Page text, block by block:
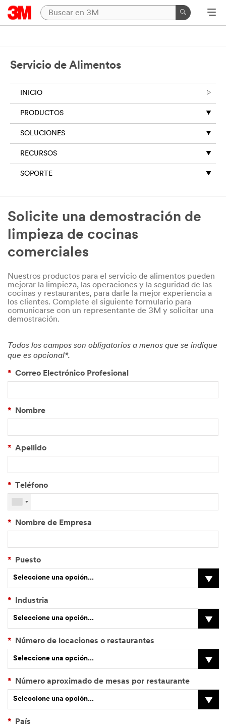
Servicio de Alimentos
INICIO
PRODUCTOS
SOLUCIONES
RECURSOS
SOPORTE
Solicite una demostración de
limpieza de cocinas
comerciales
Nuestros productos para el servicio de alimentos pueden
mejorar la limpieza, las operaciones y la seguridad de las
cocinas y restaurantes, para darle la mejor experiencia a
los clientes. Complete el siguiente formulario para
comunicarse con un representante de 3M y solicitar una
demostración.
Todos los campos son obligatorios a menos que se indique
que es opcional*.
* Correo Electrónico Profesional
* Nombre
* Apellido
* Teléfono
* Nombre de Empresa
* Puesto
Seleccione una opción...
* Industria
Seleccione una opción...
* Número de locaciones o restaurantes
Seleccione una opción...
* Número aproximado de mesas por restaurante
Seleccione una opción...
* País